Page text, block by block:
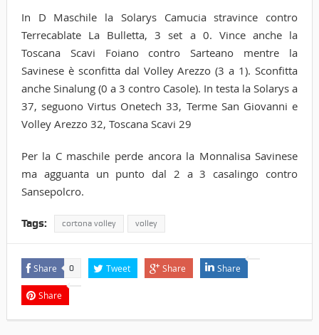
In D Maschile la Solarys Camucia stravince contro
Terrecablate La Bulletta, 3 set a 0. Vince anche la
Toscana Scavi Foiano contro Sarteano mentre la
Savinese è sconfitta dal Volley Arezzo (3 a 1). Sconfitta
anche Sinalung (0 a 3 contro Casole). In testa la Solarys a
37, seguono Virtus Onetech 33, Terme San Giovanni e
Volley Arezzo 32, Toscana Scavi 29
Per la C maschile perde ancora la Monnalisa Savinese
ma agguanta un punto dal 2 a 3 casalingo contro
Sansepolcro.
Tags: cortona volley volley
Share 0 Tweet Share Share
Share